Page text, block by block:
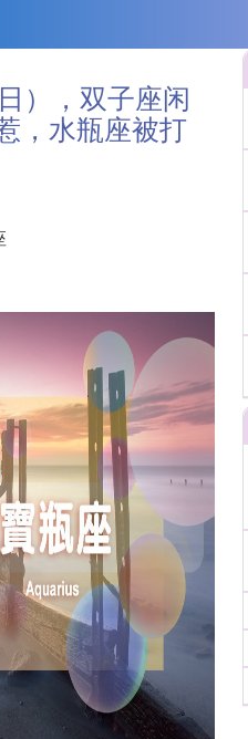
），双子座闲
，水瓶座被打